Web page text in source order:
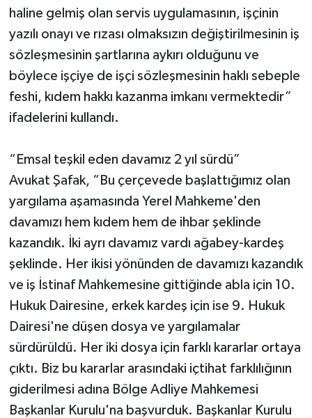
haline gelmiş olan servis uygulamasının, işçinin
yazılı onayı ve rızası olmaksızın değiştirilmesinin iş
sözleşmesinin şartlarına aykırı olduğunu ve
böylece işçiye de işçi sözleşmesinin haklı sebeple
feshi, kıdem hakkı kazanma imkanı vermektedir”
ifadelerini kullandı.
“Emsal teşkil eden davamız 2 yıl sürdü”
Avukat Şafak, “Bu çerçevede başlattığımız olan
yargılama aşamasında Yerel Mahkeme'den
davamızı hem kıdem hem de ihbar şeklinde
kazandık. İki ayrı davamız vardı ağabey-kardeş
şeklinde. Her ikisi yönünden de davamızı kazandık
ve iş İstinaf Mahkemesine gittiğinde abla için 10.
Hukuk Dairesine, erkek kardeş için ise 9. Hukuk
Dairesi'ne düşen dosya ve yargılamalar
sürdürüldü. Her iki dosya için farklı kararlar ortaya
çıktı. Biz bu kararlar arasındaki içtihat farklılığının
giderilmesi adına Bölge Adliye Mahkemesi
Başkanlar Kurulu'na başvurduk. Başkanlar Kurulu